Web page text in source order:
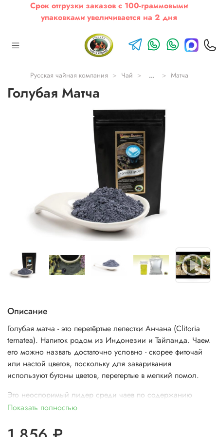
Срок отгрузки заказов с 100-граммовыми
упаковками увеличивается на 2 дня
Русская чайная компания Чай ... Матча
Голубая Матча
Описание
Голубая матча - это перетёртые лепестки Анчана (Clitoria
ternatea). Напиток родом из Индонезии и Тайланда. Чаем
его можно назвать достаточно условно - скорее фиточай
или настой цветов, поскольку для заваривания
используют бутоны цветов, перетертые в мелкий помол.
Это неоспоримый лидер среди чаев по содержанию
витаминов и антиоксидантов, обладая бактерицидными и
влиять на обмен веществ, что делает этот напиток крайне
Показать полностью